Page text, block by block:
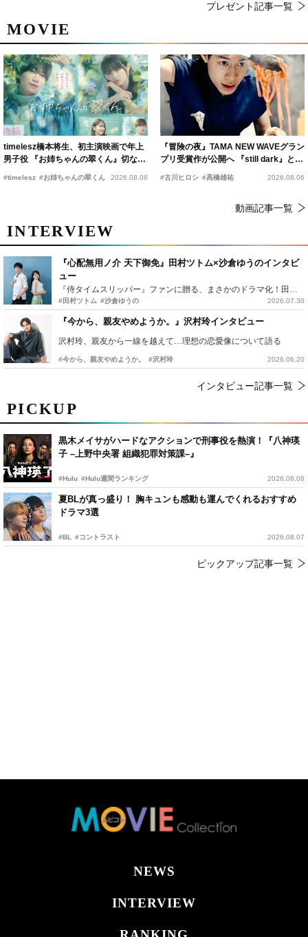
PICKUP
黒木メイサがハードなアクションで刑事役を熱演！『八神瑛
子 –上野中央署 組織犯罪対策課–』
#Hulu #Hulu週間ランキング 2026.08.08
夏BLが真っ盛り！ 胸キュンも感動も運んでくれるおすすめ
ドラマ3選
#BL #コントラスト 2026.08.07
ピックアップ記事一覧
MOVIE
timelesz橋本将生、初主演映画で年上
男子役 『お姉ちゃんの翠くん』切ない
恋の幕開けを予感
#timelesz #お姉ちゃんの翠くん 2026.08.08
『冒険の夜』TAMA NEW WAVEグラン
プリ受賞作が公開へ 『still dark』と同
時上映決定
#古川ヒロシ #髙橋雄祐 2026.08.06
動画記事一覧
INTERVIEW
『心配無用ノ介 天下御免』田村ツトム×沙倉ゆうのインタビ
ュー
#田村ツトム #沙倉ゆうの 2026.07.30
『今から、親友やめようか。』沢村玲インタビュー
沢村玲、親友から一線を越えて…理想の恋愛像について語る
#今から、親友やめようか。 #沢村玲 2026.06.20
インタビュー記事一覧
プレゼント記事一覧
NEWS
INTERVIEW